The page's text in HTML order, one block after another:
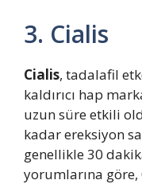
3. Cialis
Cialis, tadalafil
kaldırıcı hap
uzun süre etkili
kadar ereksiyon
genellikle 30
yorumlarına